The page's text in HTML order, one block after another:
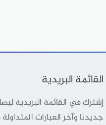
القائمة البريدية
إشترك في القائمة البريدية
جديدنا وآخر العبارات